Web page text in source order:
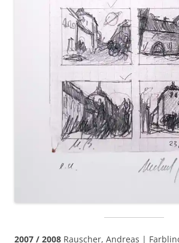
2007 / 2008 Rauscher, Andreas |